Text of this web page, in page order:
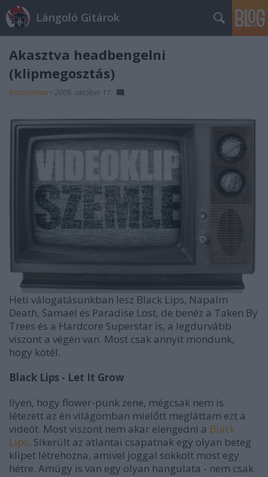
Lángoló Gitárok
Akasztva headbengelni
(klipmegosztás)
frostdemon • 2009. október 11.
Heti válogatásunkban lesz Black Lips, Napalm
Death, Samael és Paradise Lost, de benéz a Taken By
Trees és a Hardcore Superstar is, a legdurvább
viszont a végén van. Most csak annyit mondunk,
hogy kötél.
Black Lips - Let It Grow
Ilyen, hogy flower-punk zene, mégcsak nem is
létezett az én világomban mielőtt megláttam ezt a
videót. Most viszont nem akar elengedni a Black
Lips. Sikerült az atlantai csapatnak egy olyan beteg
klipet létrehozna, amivel joggal sokkolt most egy
hétre. Amúgy is van egy olyan hangulata - nem csak